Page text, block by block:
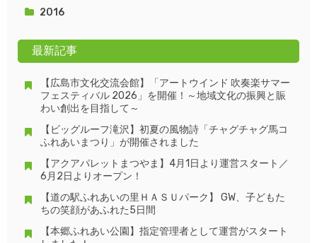
2016
最新記事
【広島市文化交流会館】「アートウインド 吹奏楽サマー
フェスティバル 2026」を開催！～地域文化の振興と賑
わい創出を目指して～
【ビッグルーフ滝沢】初夏の風物詩「チャグチャグ馬コ
ふれあいまつり」が開催されました
【アクアパレットまつやま】4月1日より運営スタート／
6月2日よりオープン！
【道の駅ふれあいの里ＨＡＳＵパーク】 GW、子どもた
ちの笑顔があふれた5日間
【本郷ふれあい公園】指定管理者として運営がスタート